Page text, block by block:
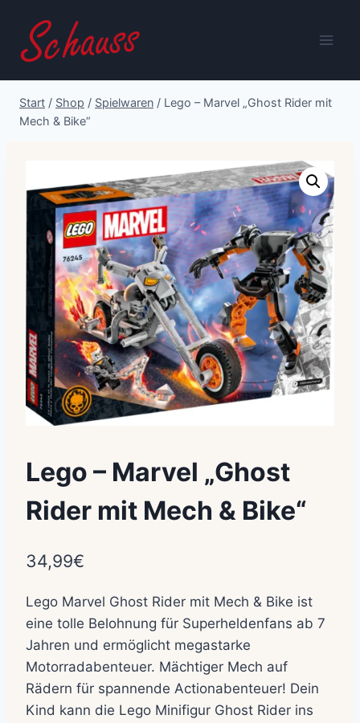
Inhalt
springen
Start / Shop / Spielwaren / Lego – Marvel „Ghost Rider mit
Mech & Bike“
Lego – Marvel „Ghost
Rider mit Mech & Bike“
34,99€
Lego Marvel Ghost Rider mit Mech & Bike ist
eine tolle Belohnung für Superheldenfans ab 7
Jahren und ermöglicht megastarke
Motorradabenteuer. Mächtiger Mech auf
Rädern für spannende Actionabenteuer! Dein
Kind kann die Lego Minifigur Ghost Rider ins